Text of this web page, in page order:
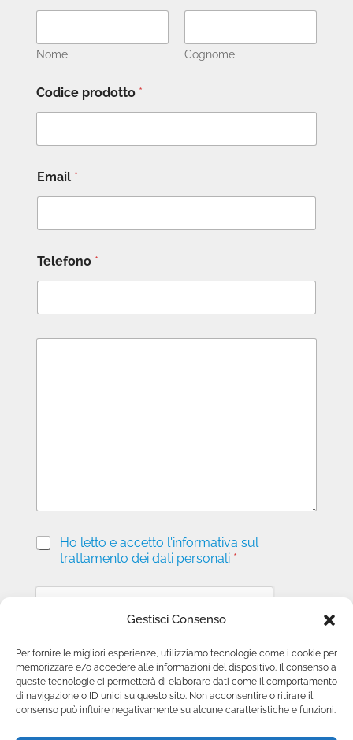
Gestisci Consenso
Per fornire le migliori esperienze, utilizziamo tecnologie come i cookie per
memorizzare e/o accedere alle informazioni del dispositivo. Il consenso a
queste tecnologie ci permetterà di elaborare dati come il comportamento
di navigazione o ID unici su questo sito. Non acconsentire o ritirare il
consenso può influire negativamente su alcune caratteristiche e funzioni.
Nome Cognome
Codice prodotto *
Email *
Telefono *
P
v
a
*
Ho letto e accetto l'informativa sul
trattamento dei dati personali *
Invia richiesta